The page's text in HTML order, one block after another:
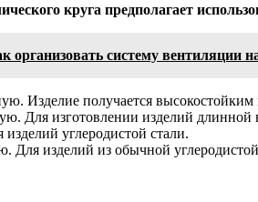
круга предполагает
организовать систему вентиляции
Изделие получается высокостойким
Для изготовлении изделий длинной
углеродистой стали.
Для изделий из обычной